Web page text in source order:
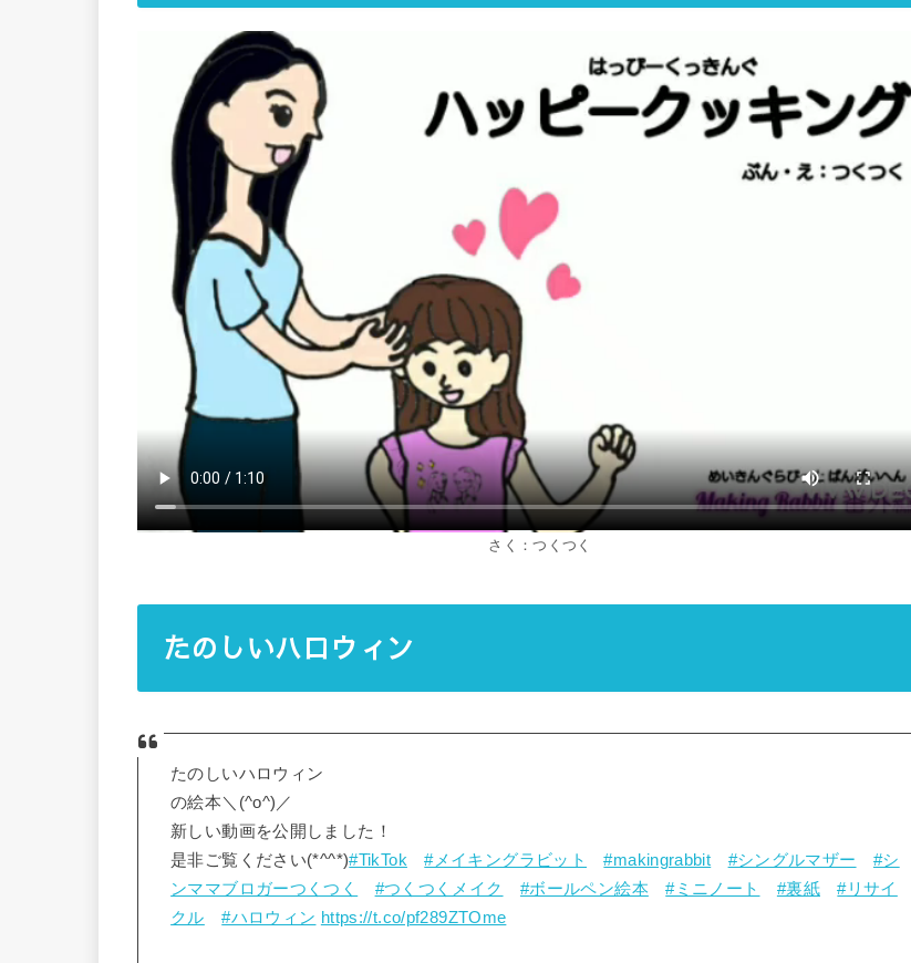
さく：つくつく
たのしいハロウィン
たのしいハロウィン
の絵本＼(^o^)／
新しい動画を公開しました！
是非ご覧ください(*^^*)#TikTok #メイキングラビット #makingrabbit #シングルマザー
#シ
ンママブロガーつくつく
#つくつくメイク #ボールペン絵本 #ミニノート #裏紙
#リサイ
クル
#ハロウィン https://t.co/pf289ZTOme